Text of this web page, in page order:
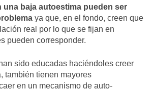
una baja autoestima pueden ser
ya que, en el fondo, creen que
real por lo que se fijan en
pueden corresponder.
sido educadas haciéndoles creer
también tienen mayores
en un mecanismo de auto-